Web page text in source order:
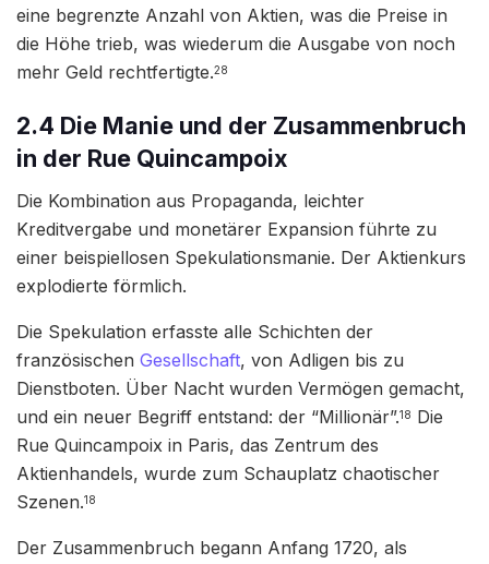
eine begrenzte Anzahl von Aktien, was die Preise in
die Höhe trieb, was wiederum die Ausgabe von noch
mehr Geld rechtfertigte.28
2.4 Die Manie und der Zusammenbruch
in der Rue Quincampoix
Die Kombination aus Propaganda, leichter
Kreditvergabe und monetärer Expansion führte zu
einer beispiellosen Spekulationsmanie. Der Aktienkurs
explodierte förmlich.
Die Spekulation erfasste alle Schichten der
französischen Gesellschaft, von Adligen bis zu
Dienstboten. Über Nacht wurden Vermögen gemacht,
und ein neuer Begriff entstand: der “Millionär”.18 Die
Rue Quincampoix in Paris, das Zentrum des
Aktienhandels, wurde zum Schauplatz chaotischer
Szenen.18
Der Zusammenbruch begann Anfang 1720, als